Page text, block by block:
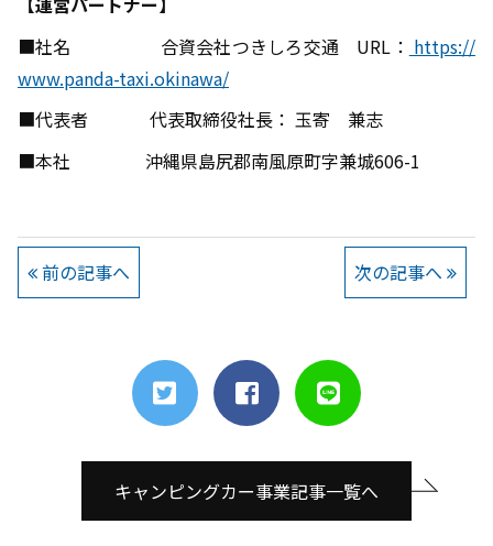
■社名 合資会社つきしろ交通 URL： https://
www.panda-taxi.okinawa/
■代表者 代表取締役社長： 玉寄 兼志
■本社 沖縄県島尻郡南風原町字兼城606-1
前の記事へ 次の記事へ
キャンピングカー事業記事一覧へ